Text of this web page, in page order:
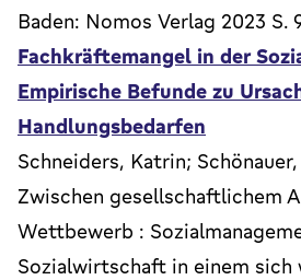
Baden: Nomos Verlag 2023 S.
Fachkräftemangel in der
Empirische Befunde zu
Handlungsbedarfen
Schneiders, Katrin;
Zwischen gesellschaftlichem
Wettbewerb :
Sozialwirtschaft in einem sich